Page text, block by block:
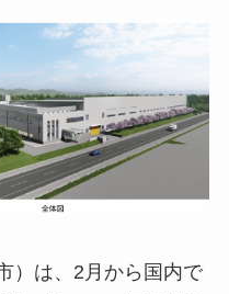
）は、2月から国内で